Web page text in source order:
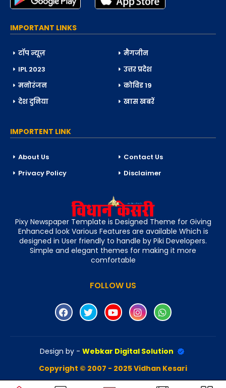
IMPORTANT LINKS
टॉप न्यूज़
मैगजीन
IPL 2023
उत्तर प्रदेश
मनोरंजन
कोविड 19
देश दुनिया
खास खबरें
IMPORTENT LINK
About Us
Contact Us
Privacy Policy
Disclaimer
Pixy Newspaper Template is Designed Theme for Giving
Enhanced look Various Features are available Which is
designed in User friendly to handle by Piki Developers.
Simple and elegant themes for making it more
comfortable
FOLLOW US
Design by - Webkar Digital Solution
Copyright © 2007 - 2025 Vidhan Kesari